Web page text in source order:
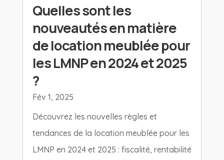
Quelles sont les
nouveautés en matière
de location meublée pour
les LMNP en 2024 et 2025
?
Fév 1, 2025
Découvrez les nouvelles règles et
tendances de la location meublée pour les
LMNP en 2024 et 2025 : fiscalité, rentabilité